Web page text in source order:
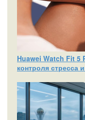
Huawei Watch Fit 5
контроля стресса